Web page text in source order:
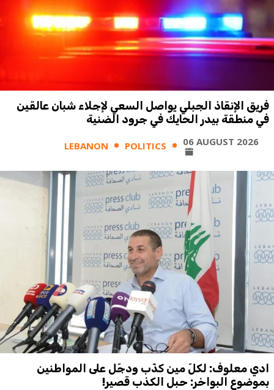
فريق الإنقاذ الجبلي يواصل السعي لإجلاء شبان عالقين
في منطقة بيدر الحايك في جرود الضنية
LEBANON POLITICS 06 AUGUST 2026
ادي معلوف: لكلّ مين كذّب ودجّل على المواطنين
بموضوع البواخر: حبل الكذب قصير!